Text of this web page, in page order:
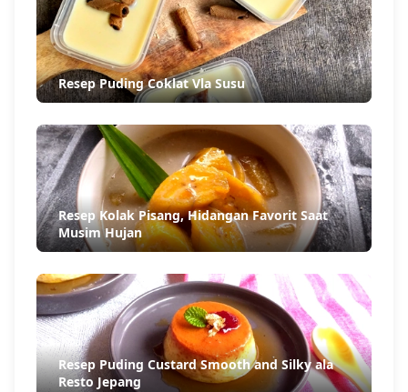
Resep Puding Coklat Vla Susu
Resep Kolak Pisang, Hidangan Favorit Saat
Musim Hujan
Resep Puding Custard Smooth and Silky ala
Resto Jepang